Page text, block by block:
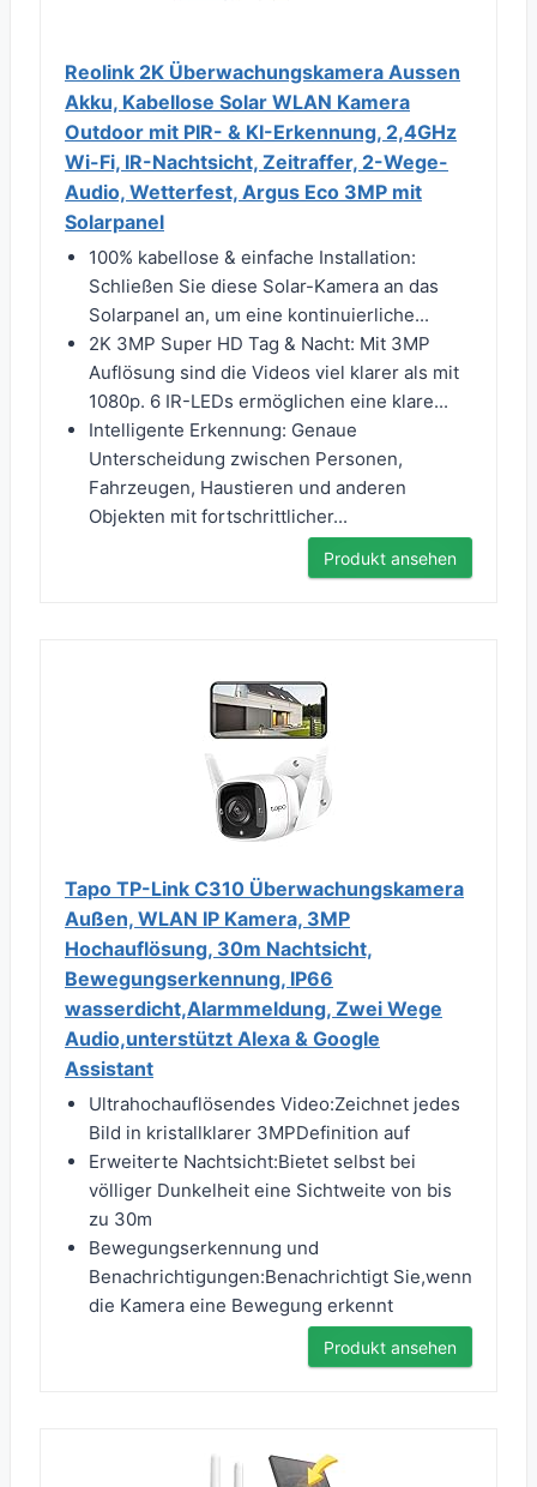
Reolink 2K Überwachungskamera Aussen
Akku, Kabellose Solar WLAN Kamera
Outdoor mit PIR- & KI-Erkennung, 2,4GHz
Wi-Fi, IR-Nachtsicht, Zeitraffer, 2-Wege-
Audio, Wetterfest, Argus Eco 3MP mit
Solarpanel
100% kabellose & einfache Installation:
Schließen Sie diese Solar-Kamera an das
Solarpanel an, um eine kontinuierliche...
2K 3MP Super HD Tag & Nacht: Mit 3MP
Auflösung sind die Videos viel klarer als mit
1080p. 6 IR-LEDs ermöglichen eine klare...
Intelligente Erkennung: Genaue
Unterscheidung zwischen Personen,
Fahrzeugen, Haustieren und anderen
Objekten mit fortschrittlicher...
Produkt ansehen
Tapo TP-Link C310 Überwachungskamera
Außen, WLAN IP Kamera, 3MP
Hochauflösung, 30m Nachtsicht,
Bewegungserkennung, IP66
wasserdicht,Alarmmeldung, Zwei Wege
Audio,unterstützt Alexa & Google
Assistant
Ultrahochauflösendes Video:Zeichnet jedes
Bild in kristallklarer 3MPDefinition auf
Erweiterte Nachtsicht:Bietet selbst bei
völliger Dunkelheit eine Sichtweite von bis
zu 30m
Bewegungserkennung und
Benachrichtigungen:Benachrichtigt Sie,wenn
die Kamera eine Bewegung erkennt
Produkt ansehen